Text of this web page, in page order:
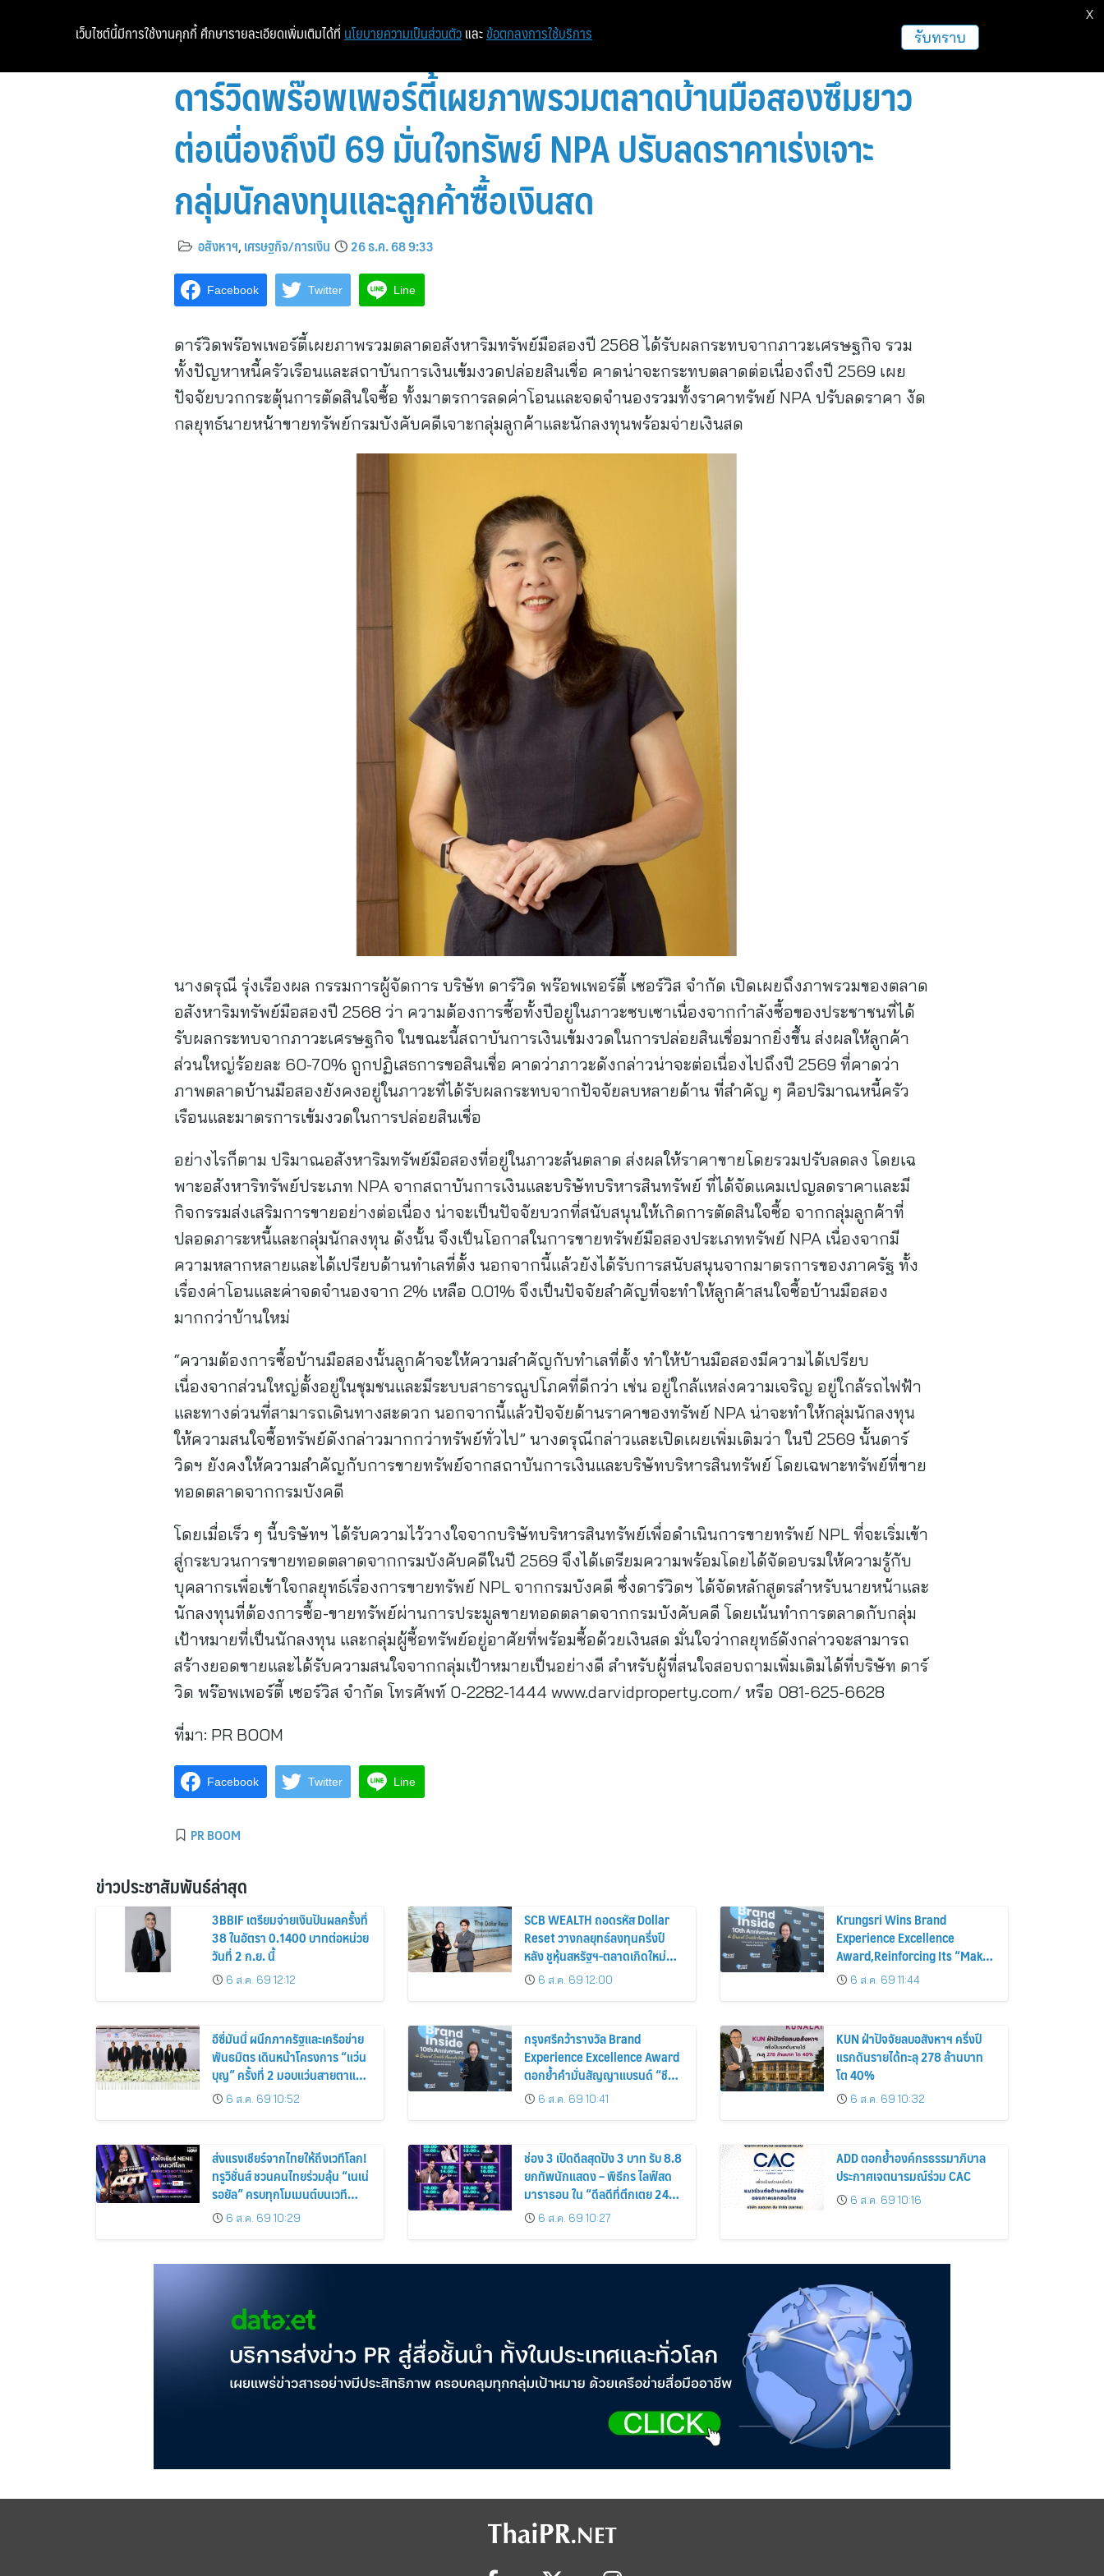
ดาร์วิดพร๊อพเพอร์ตี้เผยภาพรวมตลาดบ้านมือสองซึมยาว
ต่อเนื่องถึงปี 69 มั่นใจทรัพย์ NPA ปรับลดราคาเร่งเจาะ
กลุ่มนักลงทุนและลูกค้าซื้อเงินสด
อสังหาฯ,เศรษฐกิจ/การเงิน 26 ธ.ค. 68 9:33
Facebook Twitter Line
ดาร์วิดพร๊อพเพอร์ตี้เผยภาพรวมตลาดอสังหาริมทรัพย์มือสองปี 2568 ได้รับผลกระทบจากภาวะเศรษฐกิจ รวม
ทั้งปัญหาหนี้ครัวเรือนและสถาบันการเงินเข้มงวดปล่อยสินเชื่อ คาดน่าจะกระทบตลาดต่อเนื่องถึงปี 2569 เผย
ปัจจัยบวกกระตุ้นการตัดสินใจซื้อ ทั้งมาตรการลดค่าโอนและจดจำนองรวมทั้งราคาทรัพย์ NPA ปรับลดราคา งัด
กลยุทธ์นายหน้าขายทรัพย์กรมบังคับคดีเจาะกลุ่มลูกค้าและนักลงทุนพร้อมจ่ายเงินสด
นางดรุณี รุ่งเรืองผล กรรมการผู้จัดการ บริษัท ดาร์วิด พร๊อพเพอร์ตี้ เซอร์วิส จำกัด เปิดเผยถึงภาพรวมของตลาด
อสังหาริมทรัพย์มือสองปี 2568 ว่า ความต้องการซื้อทั้งปีอยู่ในภาวะซบเซาเนื่องจากกำลังซื้อของประชาชนที่ได้
รับผลกระทบจากภาวะเศรษฐกิจ ในขณะนี้สถาบันการเงินเข้มงวดในการปล่อยสินเชื่อมากยิ่งขึ้น ส่งผลให้ลูกค้า
ส่วนใหญ่ร้อยละ 60-70% ถูกปฏิเสธการขอสินเชื่อ คาดว่าภาวะดังกล่าวน่าจะต่อเนื่องไปถึงปี 2569 ที่คาดว่า
ภาพตลาดบ้านมือสองยังคงอยู่ในภาวะที่ได้รับผลกระทบจากปัจจัยลบหลายด้าน ที่สำคัญ ๆ คือปริมาณหนี้ครัว
เรือนและมาตรการเข้มงวดในการปล่อยสินเชื่อ
อย่างไรก็ตาม ปริมาณอสังหาริมทรัพย์มือสองที่อยู่ในภาวะล้นตลาด ส่งผลให้ราคาขายโดยรวมปรับลดลง โดยเฉ
พาะอสังหาริทรัพย์ประเภท NPA จากสถาบันการเงินและบริษัทบริหารสินทรัพย์ ที่ได้จัดแคมเปญลดราคาและมี
กิจกรรมส่งเสริมการขายอย่างต่อเนื่อง น่าจะเป็นปัจจัยบวกที่สนับสนุนให้เกิดการตัดสินใจซื้อ จากกลุ่มลูกค้าที่
ปลอดภาระหนี้และกลุ่มนักลงทุน ดังนั้น จึงเป็นโอกาสในการขายทรัพย์มือสองประเภททรัพย์ NPA เนื่องจากมี
ความหลากหลายและได้เปรียบด้านทำเลที่ตั้ง นอกจากนี้แล้วยังได้รับการสนับสนุนจากมาตรการของภาครัฐ ทั้ง
เรื่องค่าโอนและค่าจดจำนองจาก 2% เหลือ 0.01% จึงเป็นปัจจัยสำคัญที่จะทำให้ลูกค้าสนใจซื้อบ้านมือสอง
มากกว่าบ้านใหม่
“ความต้องการซื้อบ้านมือสองนั้นลูกค้าจะให้ความสำคัญกับทำเลที่ตั้ง ทำให้บ้านมือสองมีความได้เปรียบ
เนื่องจากส่วนใหญ่ตั้งอยู่ในชุมชนและมีระบบสาธารณูปโภคที่ดีกว่า เช่น อยู่ใกล้แหล่งความเจริญ อยู่ใกล้รถไฟฟ้า
และทางด่วนที่สามารถเดินทางสะดวก นอกจากนี้แล้วปัจจัยด้านราคาของทรัพย์ NPA น่าจะทำให้กลุ่มนักลงทุน
ให้ความสนใจซื้อทรัพย์ดังกล่าวมากกว่าทรัพย์ทั่วไป” นางดรุณีกล่าวและเปิดเผยเพิ่มเติมว่า ในปี 2569 นั้นดาร์
วิดฯ ยังคงให้ความสำคัญกับการขายทรัพย์จากสถาบันการเงินและบริษัทบริหารสินทรัพย์ โดยเฉพาะทรัพย์ที่ขาย
ทอดตลาดจากกรมบังคดี
โดยเมื่อเร็ว ๆ นี้บริษัทฯ ได้รับความไว้วางใจจากบริษัทบริหารสินทรัพย์เพื่อดำเนินการขายทรัพย์ NPL ที่จะเริ่มเข้า
สู่กระบวนการขายทอดตลาดจากกรมบังคับคดีในปี 2569 จึงได้เตรียมความพร้อมโดยได้จัดอบรมให้ความรู้กับ
บุคลากรเพื่อเข้าใจกลยุทธ์เรื่องการขายทรัพย์ NPL จากกรมบังคดี ซึ่งดาร์วิดฯ ได้จัดหลักสูตรสำหรับนายหน้าและ
นักลงทุนที่ต้องการซื้อ-ขายทรัพย์ผ่านการประมูลขายทอดตลาดจากกรมบังคับคดี โดยเน้นทำการตลาดกับกลุ่ม
เป้าหมายที่เป็นนักลงทุน และกลุ่มผู้ซื้อทรัพย์อยู่อาศัยที่พร้อมซื้อด้วยเงินสด มั่นใจว่ากลยุทธ์ดังกล่าวจะสามารถ
สร้างยอดขายและได้รับความสนใจจากกลุ่มเป้าหมายเป็นอย่างดี สำหรับผู้ที่สนใจสอบถามเพิ่มเติมได้ที่บริษัท ดาร์
วิด พร๊อพเพอร์ตี้ เซอร์วิส จำกัด โทรศัพท์ 0-2282-1444 www.darvidproperty.com/ หรือ 081-625-6628
ที่มา: PR BOOM
Facebook Twitter Line
PR BOOM
ข่าวประชาสัมพันธ์ล่าสุด
3BBIF เตรียมจ่ายเงินปันผลครั้งที่
38 ในอัตรา 0.1400 บาทต่อหน่วย
วันที่ 2 ก.ย. นี้
6 ส.ค. 69 12:12
SCB WEALTH ถอดรหัส Dollar
Reset วางกลยุทธ์ลงทุนครึ่งปี
หลัง ชูหุ้นสหรัฐฯ-ตลาดเกิดใหม่
ผนวกบอนด์ระยะสั้น-กลางเสริม
พอร์ตแกร่ง
6 ส.ค. 69 12:00
Krungsri Wins Brand
Experience Excellence
Award,Reinforcing Its “Make
Life Simple” Brand Promise
6 ส.ค. 69 11:44
อีซี่มันนี่ ผนึกภาครัฐและเครือข่าย
พันธมิตร เดินหน้าโครงการ “แว่น
บุญ” ครั้งที่ 2 มอบแว่นสายตาแก่
ประชาชน 600 คน ขยายโอกาส
การมองเห็นสู่ชุมชนไทย
6 ส.ค. 69 10:52
กรุงศรีคว้ารางวัล Brand
Experience Excellence Award
ตอกย้ำคำมั่นสัญญาแบรนด์ “ชีวิต
ง่าย ได้ทุกวัน”
6 ส.ค. 69 10:41
KUN ฝ่าปัจจัยลบอสังหาฯ ครึ่งปี
แรกดันรายได้ทะลุ 278 ล้านบาท
โต 40%
6 ส.ค. 69 10:32
ส่งแรงเชียร์จากไทยให้ถึงเวทีโลก!
ทรูวิชั่นส์ ชวนคนไทยร่วมลุ้น “เนเน่
รอยัล” ครบทุกโมเมนต์บนเวที
AMERICA’S GOT TALENT
SEASON 21
6 ส.ค. 69 10:29
ช่อง 3 เปิดดีลสุดปัง 3 บาท รับ 8.8
ยกทัพนักแสดง – พิธีกร ไลฟ์สด
มาราธอน ใน “ดีลดีที่ตึกเตย 24
ชั่วโมง”
6 ส.ค. 69 10:27
ADD ตอกย้ำองค์กรธรรมาภิบาล
ประกาศเจตนารมณ์ร่วม CAC
6 ส.ค. 69 10:16
เว็บไซต์นี้มีการใช้งานคุกกี้ ศึกษารายละเอียดเพิ่มเติมได้ที่ นโยบายความเป็นส่วนตัว และ ข้อตกลงการใช้บริการ รับทราบ
X